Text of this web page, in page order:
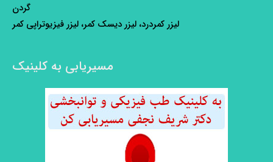
گردن
لیزر کمردرد، لیزر دیسک کمر، لیزر فیزیوتراپی کمر
مسیریابی به کلینیک